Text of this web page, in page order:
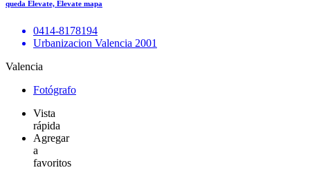
queda Elevate, Elevate mapa
0414-8178194
Urbanizacion Valencia 2001
Valencia
Fotógrafo
Vista
rápida
Agregar
a
favoritos